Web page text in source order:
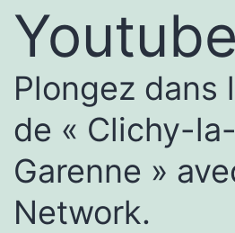
Plongez dans
de « Clichy-la-
Garenne »
Network.